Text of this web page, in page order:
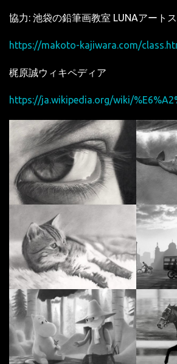
協力: 池袋の鉛筆画教室 LUNAアート
https://makoto-kajiwara.com/
梶原誠ウィキペディア
https://ja.wikipedia.org/wiki/